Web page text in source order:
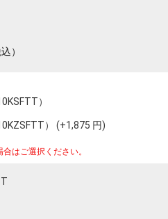
）
）
） (+1,875 円)
はご選択ください。